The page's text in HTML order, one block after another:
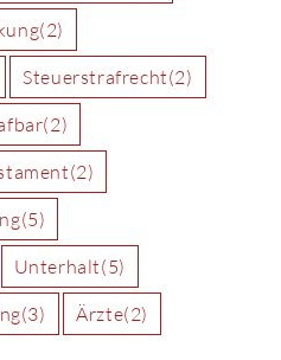
(2)
Steuerstrafrecht(2)
(2)
(2)
(5)
Unterhalt(5)
(3) Ärzte(2)